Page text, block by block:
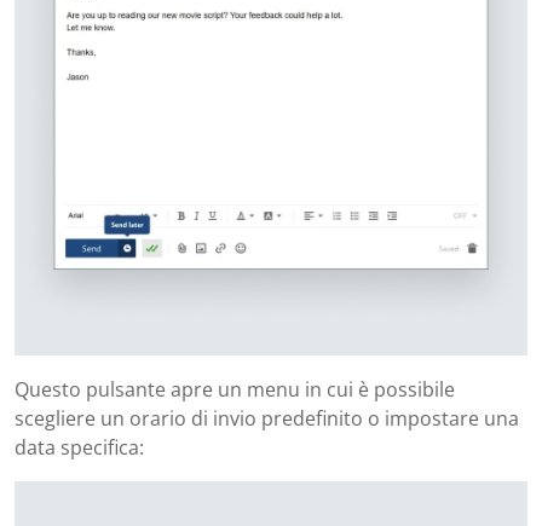
Questo pulsante apre un menu in cui è possibile
scegliere un orario di invio predefinito o impostare una
data specifica: